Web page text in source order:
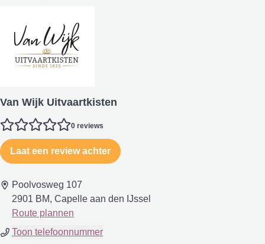
Van Wijk Uitvaartkisten
0 reviews
Laat een review achter
Poolvosweg 107
2901 BM, Capelle aan den IJssel
Route plannen
Toon telefoonnummer